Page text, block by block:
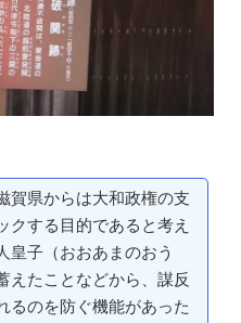
賀県からは大和政権の支
クする目的であると考え
皇子（おおあまのおう
えたことなどから、謀反
るのを防ぐ機能があった